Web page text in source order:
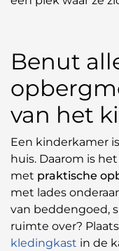
Benut
van het
Een kinderkamer
huis. Daarom is
met praktische
met lades
van beddengoed,
ruimte over?
kledingkast in de